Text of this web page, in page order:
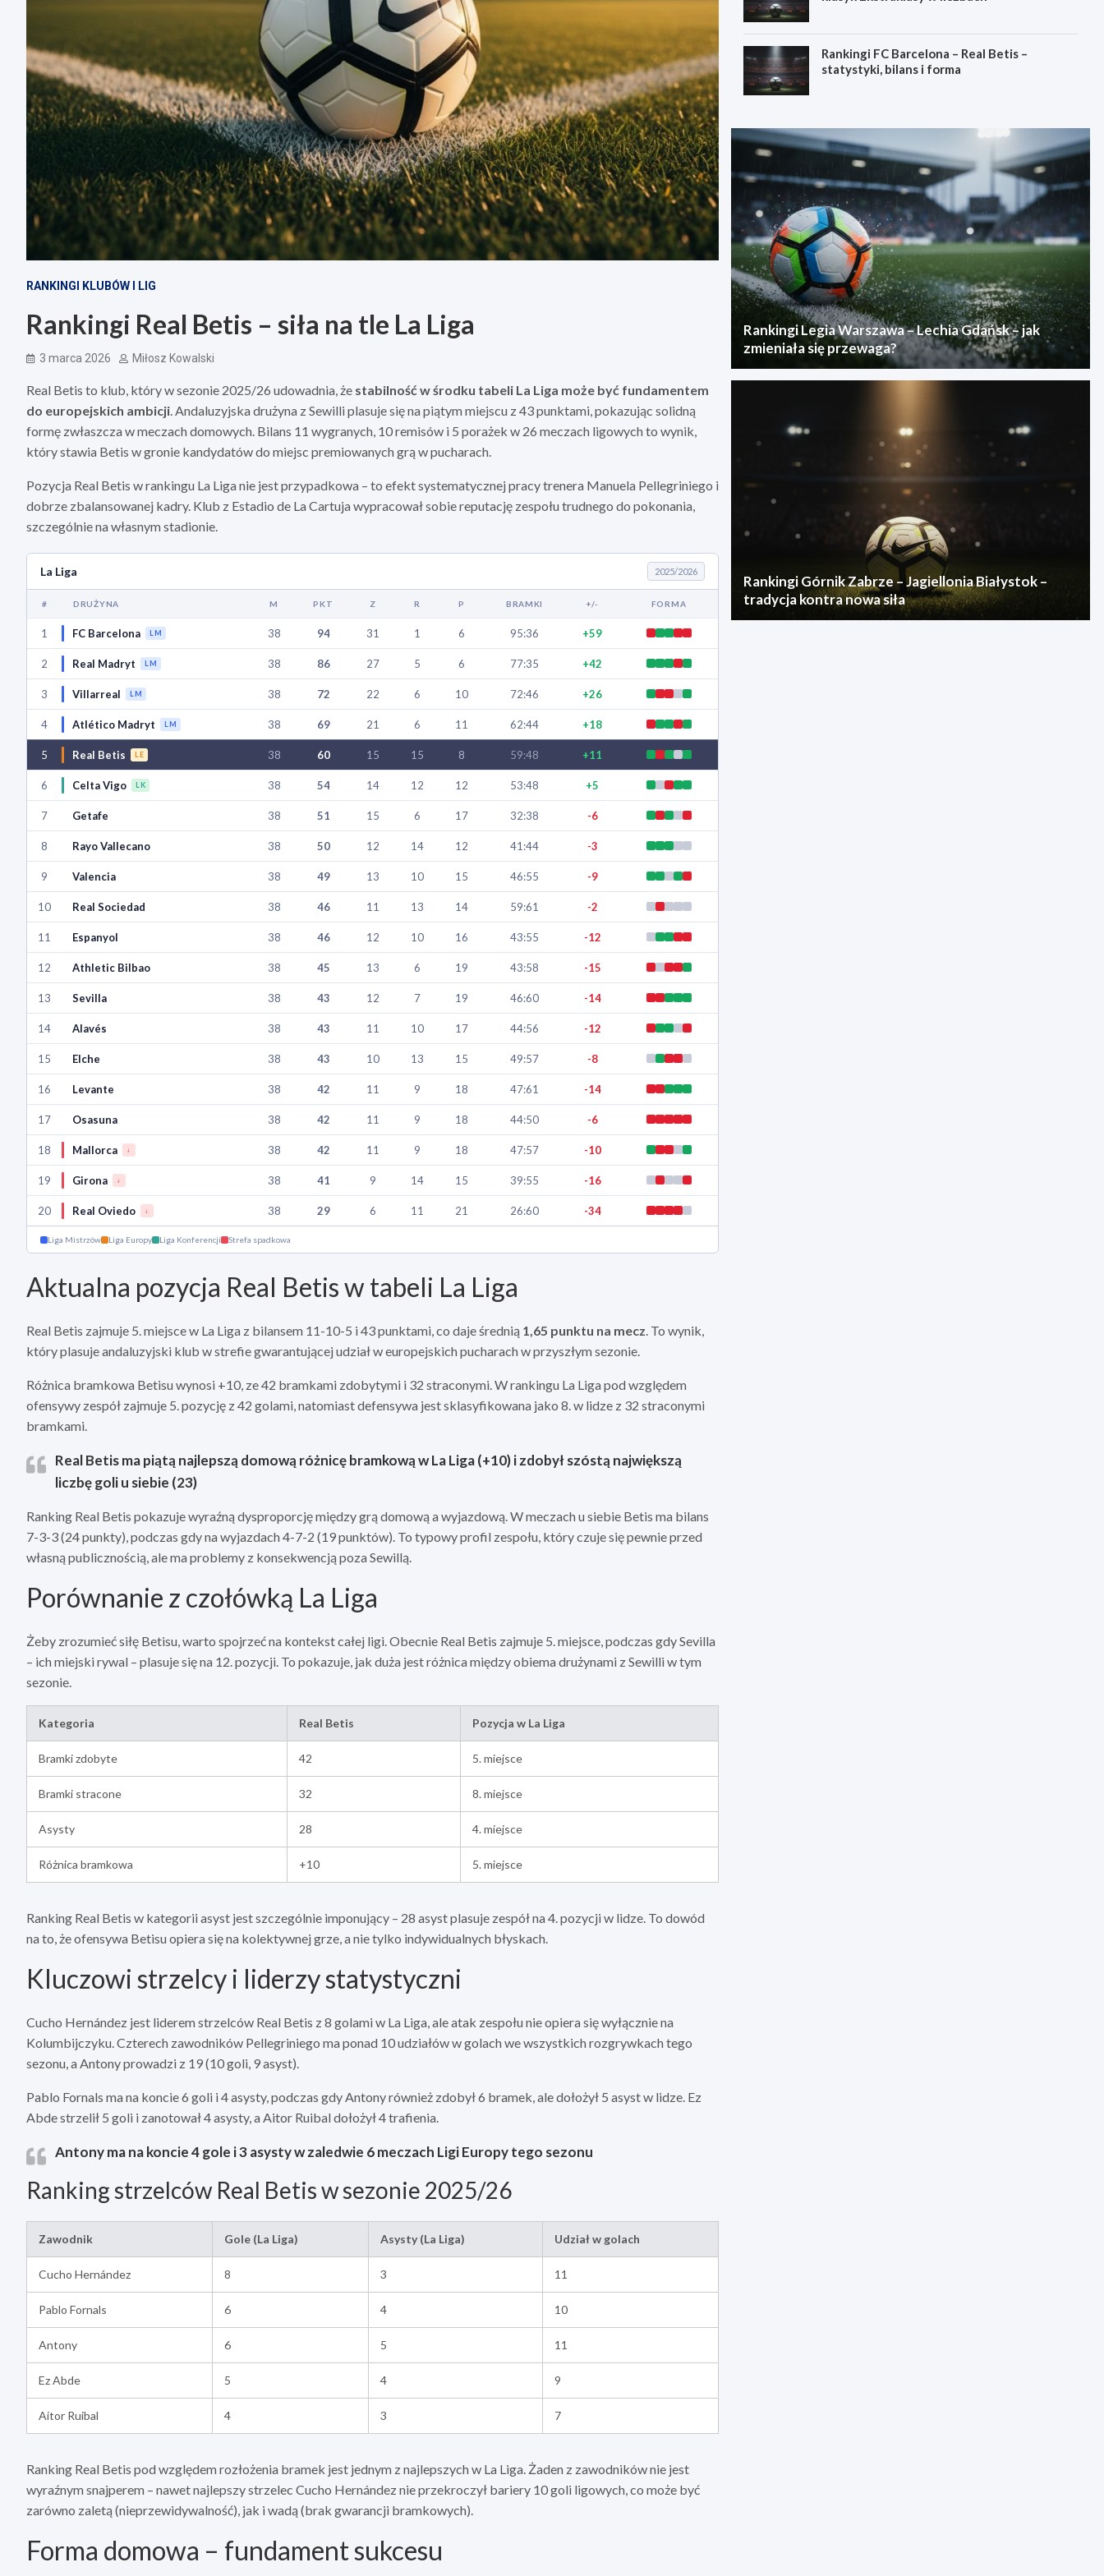
RANKINGI KLUBÓW I LIG
Rankingi Real Betis – siła na tle La Liga
3 marca 2026 Miłosz Kowalski
Real Betis to klub, który w sezonie 2025/26 udowadnia, że stabilność w środku tabeli La Liga może być fundamentem
do europejskich ambicji. Andaluzyjska drużyna z Sewilli plasuje się na piątym miejscu z 43 punktami, pokazując solidną
formę zwłaszcza w meczach domowych. Bilans 11 wygranych, 10 remisów i 5 porażek w 26 meczach ligowych to wynik,
który stawia Betis w gronie kandydatów do miejsc premiowanych grą w pucharach.
Pozycja Real Betis w rankingu La Liga nie jest przypadkowa – to efekt systematycznej pracy trenera Manuela Pellegriniego i
dobrze zbalansowanej kadry. Klub z Estadio de La Cartuja wypracował sobie reputację zespołu trudnego do pokonania,
szczególnie na własnym stadionie.
La Liga 2025/2026
# DRUŻYNA M PKT Z R P BRAMKI +/- FORMA
1 FC Barcelona LM 38 94 31 1 6 95:36 +59
2 Real Madryt LM 38 86 27 5 6 77:35 +42
3 Villarreal LM 38 72 22 6 10 72:46 +26
4 Atlético Madryt LM 38 69 21 6 11 62:44 +18
5 Real Betis LE 38 60 15 15 8 59:48 +11
6 Celta Vigo LK 38 54 14 12 12 53:48 +5
7 Getafe 38 51 15 6 17 32:38 -6
8 Rayo Vallecano 38 50 12 14 12 41:44 -3
9 Valencia 38 49 13 10 15 46:55 -9
10 Real Sociedad 38 46 11 13 14 59:61 -2
11 Espanyol 38 46 12 10 16 43:55 -12
12 Athletic Bilbao 38 45 13 6 19 43:58 -15
13 Sevilla 38 43 12 7 19 46:60 -14
14 Alavés 38 43 11 10 17 44:56 -12
15 Elche 38 43 10 13 15 49:57 -8
16 Levante 38 42 11 9 18 47:61 -14
17 Osasuna 38 42 11 9 18 44:50 -6
18 Mallorca ↓ 38 42 11 9 18 47:57 -10
19 Girona ↓ 38 41 9 14 15 39:55 -16
20 Real Oviedo ↓ 38 29 6 11 21 26:60 -34
Liga Mistrzów Liga Europy Liga Konferencji Strefa spadkowa
Aktualna pozycja Real Betis w tabeli La Liga
Real Betis zajmuje 5. miejsce w La Liga z bilansem 11-10-5 i 43 punktami, co daje średnią 1,65 punktu na mecz. To wynik,
który plasuje andaluzyjski klub w strefie gwarantującej udział w europejskich pucharach w przyszłym sezonie.
Różnica bramkowa Betisu wynosi +10, ze 42 bramkami zdobytymi i 32 straconymi. W rankingu La Liga pod względem
ofensywy zespół zajmuje 5. pozycję z 42 golami, natomiast defensywa jest sklasyfikowana jako 8. w lidze z 32 straconymi
bramkami.
Real Betis ma piątą najlepszą domową różnicę bramkową w La Liga (+10) i zdobył szóstą największą
liczbę goli u siebie (23)
Ranking Real Betis pokazuje wyraźną dysproporcję między grą domową a wyjazdową. W meczach u siebie Betis ma bilans
7-3-3 (24 punkty), podczas gdy na wyjazdach 4-7-2 (19 punktów). To typowy profil zespołu, który czuje się pewnie przed
własną publicznością, ale ma problemy z konsekwencją poza Sewillą.
Porównanie z czołówką La Liga
Żeby zrozumieć siłę Betisu, warto spojrzeć na kontekst całej ligi. Obecnie Real Betis zajmuje 5. miejsce, podczas gdy Sevilla
– ich miejski rywal – plasuje się na 12. pozycji. To pokazuje, jak duża jest różnica między obiema drużynami z Sewilli w tym
sezonie.
Kategoria Real Betis Pozycja w La Liga
Bramki zdobyte 42 5. miejsce
Bramki stracone 32 8. miejsce
Asysty 28 4. miejsce
Różnica bramkowa +10 5. miejsce
Ranking Real Betis w kategorii asyst jest szczególnie imponujący – 28 asyst plasuje zespół na 4. pozycji w lidze. To dowód
na to, że ofensywa Betisu opiera się na kolektywnej grze, a nie tylko indywidualnych błyskach.
Kluczowi strzelcy i liderzy statystyczni
Cucho Hernández jest liderem strzelców Real Betis z 8 golami w La Liga, ale atak zespołu nie opiera się wyłącznie na
Kolumbijczyku. Czterech zawodników Pellegriniego ma ponad 10 udziałów w golach we wszystkich rozgrywkach tego
sezonu, a Antony prowadzi z 19 (10 goli, 9 asyst).
Pablo Fornals ma na koncie 6 goli i 4 asysty, podczas gdy Antony również zdobył 6 bramek, ale dołożył 5 asyst w lidze. Ez
Abde strzelił 5 goli i zanotował 4 asysty, a Aitor Ruibal dołożył 4 trafienia.
Antony ma na koncie 4 gole i 3 asysty w zaledwie 6 meczach Ligi Europy tego sezonu
Ranking strzelców Real Betis w sezonie 2025/26
Zawodnik Gole (La Liga) Asysty (La Liga) Udział w golach
Cucho Hernández 8 3 11
Pablo Fornals 6 4 10
Antony 6 5 11
Ez Abde 5 4 9
Aitor Ruibal 4 3 7
Ranking Real Betis pod względem rozłożenia bramek jest jednym z najlepszych w La Liga. Żaden z zawodników nie jest
wyraźnym snajperem – nawet najlepszy strzelec Cucho Hernández nie przekroczył bariery 10 goli ligowych, co może być
zarówno zaletą (nieprzewidywalność), jak i wadą (brak gwarancji bramkowych).
Forma domowa – fundament sukcesu
Rankingi FC Barcelona – Real Betis –
statystyki, bilans i forma
Rankingi Legia Warszawa – Lechia Gdańsk – jak
zmieniała się przewaga?
Rankingi Górnik Zabrze – Jagiellonia Białystok –
tradycja kontra nowa siła